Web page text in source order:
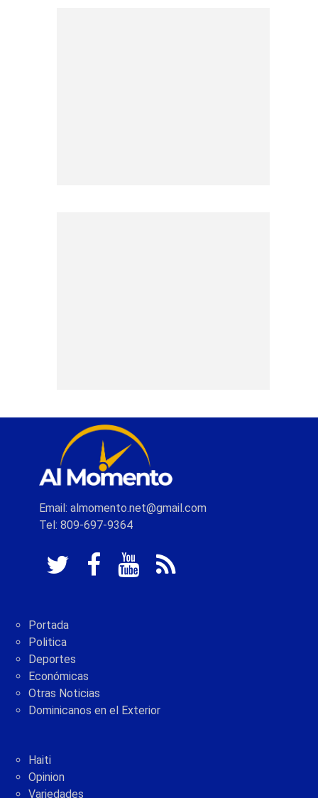
Email: almomento.net@gmail.com
Tel: 809-697-9364
Portada
Politica
Deportes
Económicas
Otras Noticias
Dominicanos en el Exterior
Haiti
Opinion
Variedades